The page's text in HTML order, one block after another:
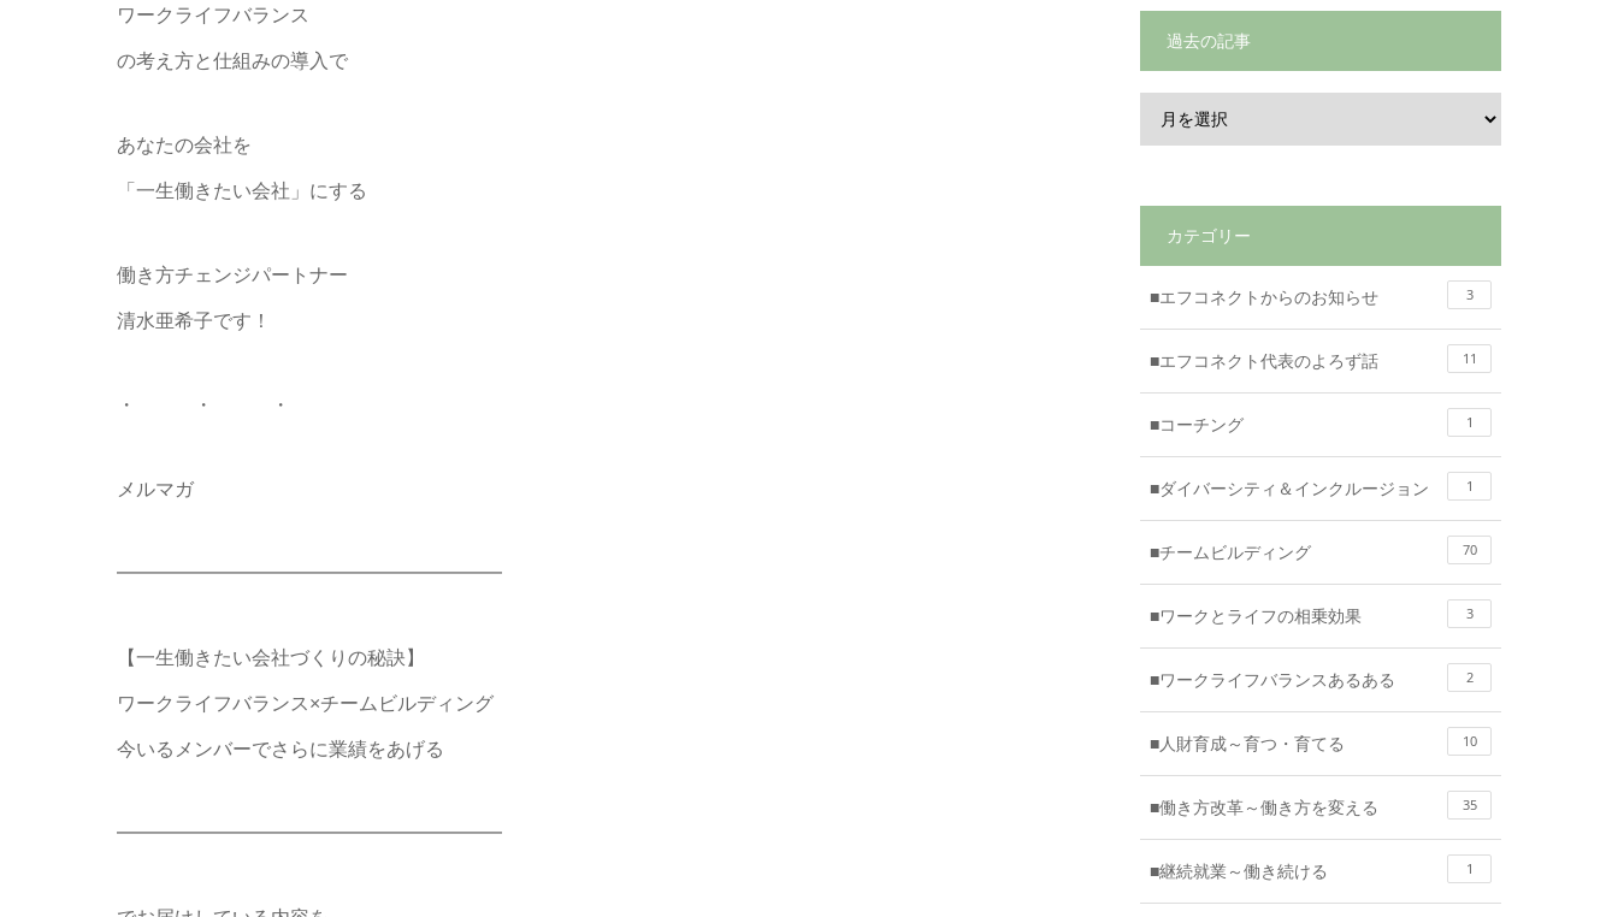
ワークライフバランス
の考え方と仕組みの導入で
あなたの会社を
「一生働きたい会社」にする
働き方チェンジパートナー
清水亜希子です！
・ ・ ・
メルマガ
━━━━━━━━━━━━━━━━━━━━
【一生働きたい会社づくりの秘訣】
ワークライフバランス×チームビルディング
今いるメンバーでさらに業績をあげる
━━━━━━━━━━━━━━━━━━━━
過去の記事
カテゴリー
■エフコネクトからのお知らせ 3
■エフコネクト代表のよろず話 11
■コーチング 1
■ダイバーシティ＆インクルージョン 1
■チームビルディング 70
■ワークとライフの相乗効果 3
■ワークライフバランスあるある 2
■人財育成～育つ・育てる 10
■働き方改革～働き方を変える 35
■継続就業～働き続ける 1